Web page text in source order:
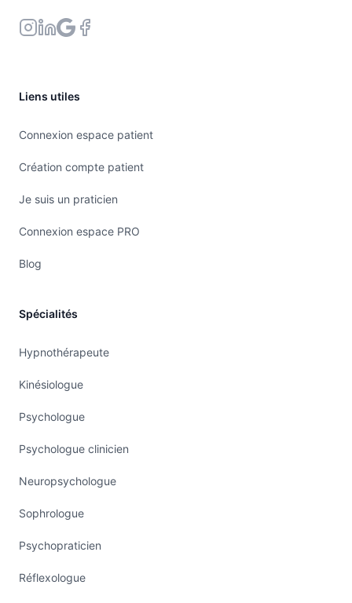
Liens utiles
Connexion espace patient
Création compte patient
Je suis un praticien
Connexion espace PRO
Blog
Spécialités
Hypnothérapeute
Kinésiologue
Psychologue
Psychologue clinicien
Neuropsychologue
Sophrologue
Psychopraticien
Réflexologue